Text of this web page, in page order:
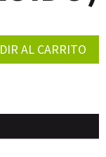
AL CARRITO